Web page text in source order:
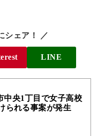
シェア！ ／
LINE
中央1丁目で女子高校
られる事案が発生